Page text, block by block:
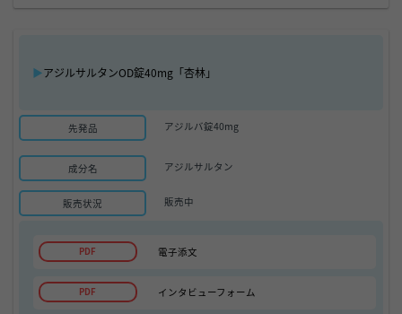
▶アジルサルタンOD錠40mg「杏林」
先発品 アジルバ錠40mg
成分名 アジルサルタン
販売状況 販売中
電子添文
インタビューフォーム